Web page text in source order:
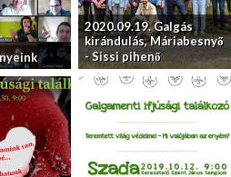
2020.09.19. Galgás
kirándulás, Máriabesnyő
- Sissi pihenő